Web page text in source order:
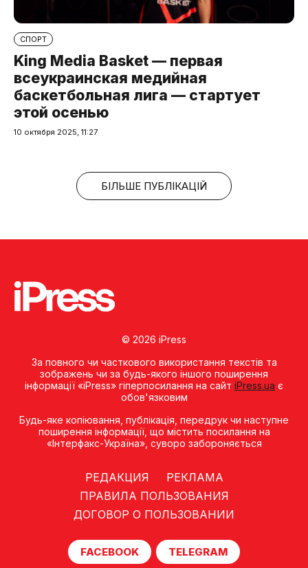
СПОРТ
King Media Basket — первая
всеукраинская медийная
баскетбольная лига — стартует
этой осенью
10 октября 2025, 11:27
БІЛЬШЕ ПУБЛІКАЦІЙ
© 2026 iPress
За повного чи часткового використання текстів та
зображень чи за будь-якого іншого поширення
інформації «iPress» гіперпосилання на сайт iPress.ua є
обов'язковим
Будь-яке копiювання, публiкацiя, передрук чи наступне
поширення iнформацiї, що мiстить посилання на
«Iнтерфакс-Україна», суворо забороняється
РЕДАКЦИЯ
РЕКЛАМА
ПРАВИЛА ПОЛЬЗОВАНИЯ
ДОГОВОР О ПОЛЬЗОВАНИИ
FACEBOOK TELEGRAM